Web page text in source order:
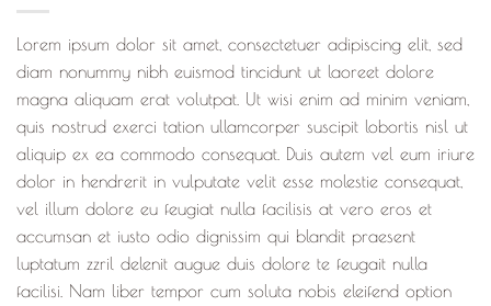
Lorem ipsum dolor sit amet, consectetuer adipiscing elit, sed
diam nonummy nibh euismod tincidunt ut laoreet dolore
magna aliquam erat volutpat. Ut wisi enim ad minim veniam,
quis nostrud exerci tation ullamcorper suscipit lobortis nisl ut
aliquip ex ea commodo consequat. Duis autem vel eum iriure
dolor in hendrerit in vulputate velit esse molestie consequat,
vel illum dolore eu feugiat nulla facilisis at vero eros et
accumsan et iusto odio dignissim qui blandit praesent
luptatum zzril delenit augue duis dolore te feugait nulla
facilisi. Nam liber tempor cum soluta nobis eleifend option